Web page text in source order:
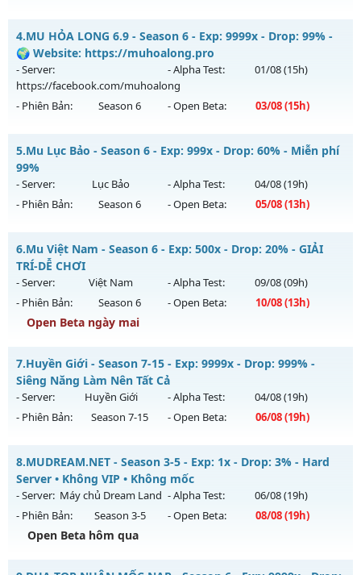
Thể loại: Mu Nguyên bản Webzen
Antihack: VietGuard
MU HỎA LONG 6.9 - 🌍 Website: https://muhoalong.pro
Mu mới ra tháng 08 2026 - Mở máy chủ
https://facebook.com/muhoalongvào 19h ngày
05/08/2626
Exp: 9999x - Drop: 20%
Thể loại: Mu Nguyên bản Webzen
Antihack: XShield
4.MU HỎA LONG 6.9 - Season 6 - Exp: 9999x - Drop: 99% -
🌍 Website: https://muhoalong.pro
- Server:
https://facebook.com/muhoalong
- Alpha Test: 01/08(15h)
- Phiên Bản: Season 6 - Open Beta: 03/08(15h)
MU HỎA LONG 6.9 - 🌍 Website: https://muhoalong.pro
Mu mới ra tháng 08 2026 - Mở máy chủ
https://facebook.com/muhoalongvào 15h ngày
03/08/2626
Kiểu reset: Non Reset
Thể loại: Mu Nguyên bản Webzen
Antihack: XShield
5.Mu Lục Bảo - Season 6 - Exp: 999x - Drop: 60% - Miễn phí
99%
- Server: Lục Bảo - Alpha Test: 04/08(19h)
- Phiên Bản:
Season 6 - Open Beta: 05/08(13h)
Mu Lục Bảo - Miễn phí 99%
Mu mới ra tháng 08 2026 - Mở máy chủ
ngày 05/08/2626
Exp: 999x - Drop: 60%
Kiểu reset: Non Reset
Antihack: SharkAnti
6.Mu Việt Nam - Season 6 - Exp: 500x - Drop: 20% - GIẢI
TRÍ-DỄ CHƠI
- Server: Việt Nam - Alpha Test: 09/08(09h)
- Phiên Bản:
Season 6 - Open Beta: 10/08(13h)
Open Beta ngày mai
Mu Việt Nam - GIẢI TRÍ-DỄ CHƠI
Mu mới ra tháng 08 2026 - Mở máy chủ
ngày 10/08/2626
Exp: 500x - Drop: 20%
Thể loại: Mu Nguyên bản Webzen
Antihack: PRO
7.Huyền Giới - Season 7-15 - Exp: 9999x - Drop: 999% -
Siêng Năng Làm Nên Tất Cả
- Server: Huyền Giới - Alpha Test: 04/08(19h)
- Phiên Bản:
Season 7-15 - Open Beta: 06/08(19h)
Mu mới ra tháng 08 2026 - Mở máy chủ
ngày 06/08/2626
Exp: 9999x - Drop: 999%
Kiểu reset: Reset In Game
Thể loại: Mu Custom thêm đồ mới
8.MUDREAM.NET - Season 3-5 - Exp: 1x - Drop: 3% - Hard
Server • Không VIP • Không mốc
- Server: Máy chủ Dream Land - Alpha Test: 06/08(19h)
- Phiên Bản:
Season 3-5 - Open Beta: 08/08(19h)
Open Beta hôm qua
MUDREAM.NET - Hard Server • Không VIP • Không mốc